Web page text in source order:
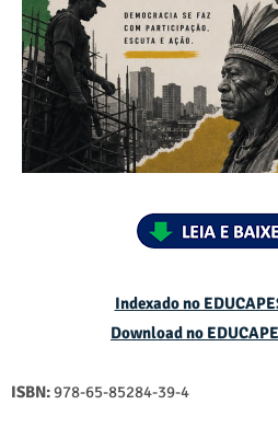
Indexado no
Download no
ISBN:978-65-85284-39-4